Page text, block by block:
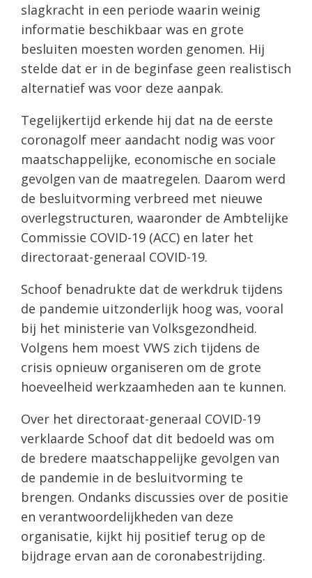
slagkracht in een periode waarin weinig
informatie beschikbaar was en grote
besluiten moesten worden genomen. Hij
stelde dat er in de beginfase geen realistisch
alternatief was voor deze aanpak.
Tegelijkertijd erkende hij dat na de eerste
coronagolf meer aandacht nodig was voor
maatschappelijke, economische en sociale
gevolgen van de maatregelen. Daarom werd
de besluitvorming verbreed met nieuwe
overlegstructuren, waaronder de Ambtelijke
Commissie COVID-19 (ACC) en later het
directoraat-generaal COVID-19.
Schoof benadrukte dat de werkdruk tijdens
de pandemie uitzonderlijk hoog was, vooral
bij het ministerie van Volksgezondheid.
Volgens hem moest VWS zich tijdens de
crisis opnieuw organiseren om de grote
hoeveelheid werkzaamheden aan te kunnen.
Over het directoraat-generaal COVID-19
verklaarde Schoof dat dit bedoeld was om
de bredere maatschappelijke gevolgen van
de pandemie in de besluitvorming te
brengen. Ondanks discussies over de positie
en verantwoordelijkheden van deze
organisatie, kijkt hij positief terug op de
bijdrage ervan aan de coronabestrijding.